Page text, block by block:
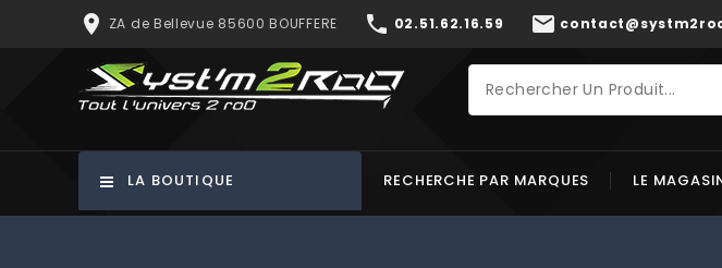
place ZA de Bellevue 85600 BOUFFERE phone 02.51.62.16.59 mail
LA BOUTIQUE RECHERCHE PAR MARQUES LE